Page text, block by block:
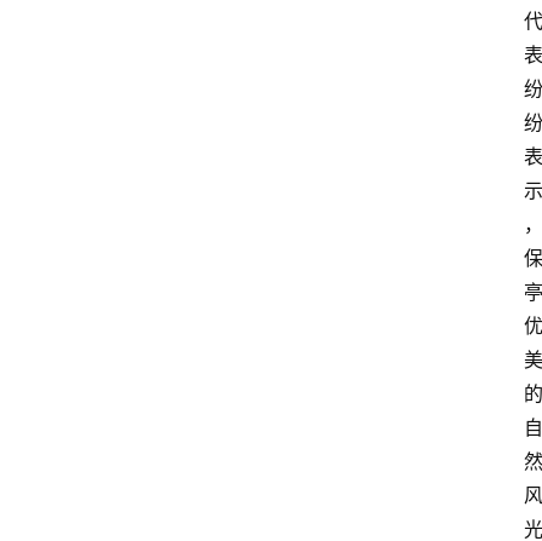
代
表
纷
纷
表
示
，
保
亭
优
美
的
自
然
风
光